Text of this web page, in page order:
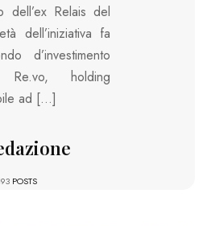
dell’ex Relais del
dell’iniziativa fa
d’investimento
Re.vo, holding
ad […]
POSTS